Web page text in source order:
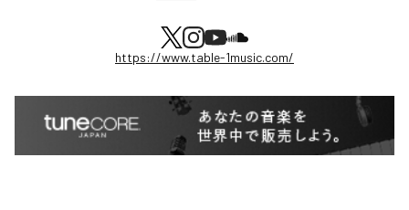
https://www.table-1music.com/